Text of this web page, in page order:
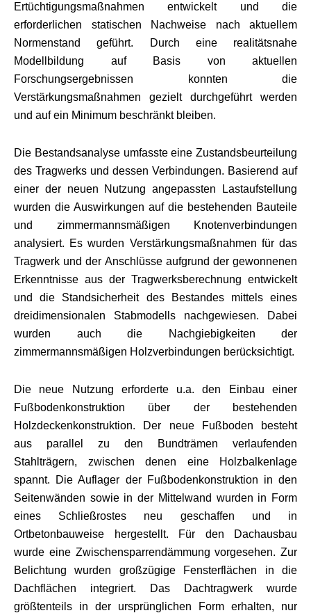
Ertüchtigungsmaßnahmen entwickelt und die
erforderlichen statischen Nachweise nach aktuellem
Normenstand geführt. Durch eine realitätsnahe
Modellbildung auf Basis von aktuellen
Forschungsergebnissen konnten die
Verstärkungsmaßnahmen gezielt durchgeführt werden
und auf ein Minimum beschränkt bleiben.
Die Bestandsanalyse umfasste eine Zustandsbeurteilung
des Tragwerks und dessen Verbindungen. Basierend auf
einer der neuen Nutzung angepassten Lastaufstellung
wurden die Auswirkungen auf die bestehenden Bauteile
und zimmermannsmäßigen Knotenverbindungen
analysiert. Es wurden Verstärkungsmaßnahmen für das
Tragwerk und der Anschlüsse aufgrund der gewonnenen
Erkenntnisse aus der Tragwerksberechnung entwickelt
und die Standsicherheit des Bestandes mittels eines
dreidimensionalen Stabmodells nachgewiesen. Dabei
wurden auch die Nachgiebigkeiten der
zimmermannsmäßigen Holzverbindungen berücksichtigt.
Die neue Nutzung erforderte u.a. den Einbau einer
Fußbodenkonstruktion über der bestehenden
Holzdeckenkonstruktion. Der neue Fußboden besteht
aus parallel zu den Bundträmen verlaufenden
Stahlträgern, zwischen denen eine Holzbalkenlage
spannt. Die Auflager der Fußbodenkonstruktion in den
Seitenwänden sowie in der Mittelwand wurden in Form
eines Schließrostes neu geschaffen und in
Ortbetonbauweise hergestellt. Für den Dachausbau
wurde eine Zwischensparrendämmung vorgesehen. Zur
Belichtung wurden großzügige Fensterflächen in die
Dachflächen integriert. Das Dachtragwerk wurde
größtenteils in der ursprünglichen Form erhalten, nur